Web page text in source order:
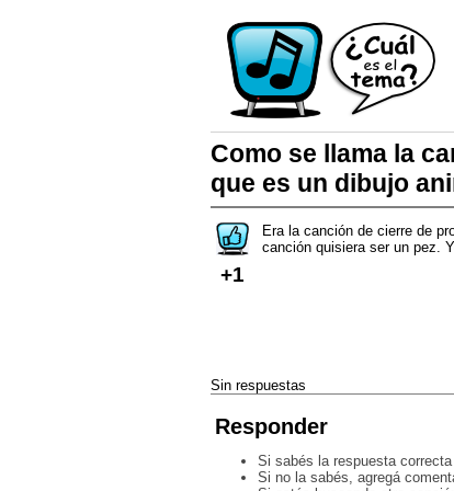
Como se llama la
que es un dibujo
+1
Era la canción de cierre de
canción quisiera ser un pez.
Sin respuestas
Responder
Si sabés la respuesta
Si no la sabés, agregá